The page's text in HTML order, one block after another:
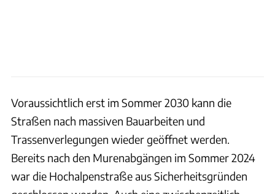
Voraussichtlich erst im Sommer 2030 kann die
Straßen nach massiven Bauarbeiten und
Trassenverlegungen wieder geöffnet werden.
Bereits nach den Murenabgängen im Sommer 2024
war die Hochalpenstraße aus Sicherheitsgründen